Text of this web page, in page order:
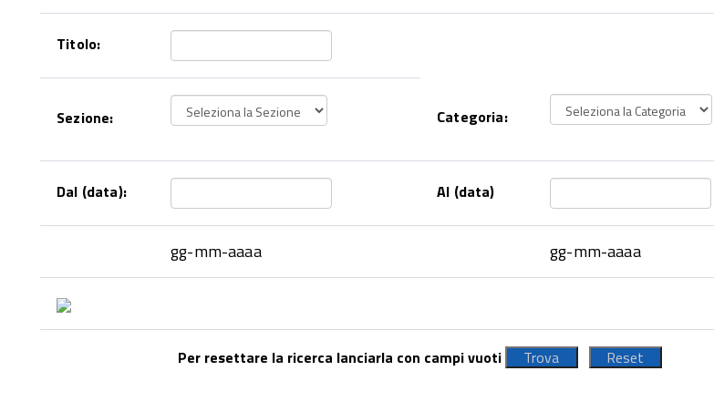
Titolo:
Sezione: Categoria:
Dal (data): Al (data)
gg-mm-aaaa gg-mm-aaaa
Per resettare la ricerca lanciarla con campi vuoti